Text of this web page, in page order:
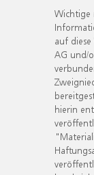
Wichtige
auf
AG und/
hierin